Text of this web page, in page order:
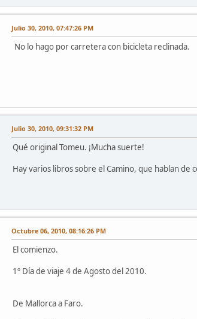
Julio 30, 2010, 07:47:26 PM
No lo hago por carretera con bicicleta reclinada.
Julio 30, 2010, 09:31:32 PM
Qué original Tomeu. ¡Mucha suerte!
Hay varios libros sobre el Camino, que hablan de
Octubre 06, 2010, 08:16:26 PM
El comienzo.
1º Día de viaje 4 de Agosto del 2010.
De Mallorca a Faro.